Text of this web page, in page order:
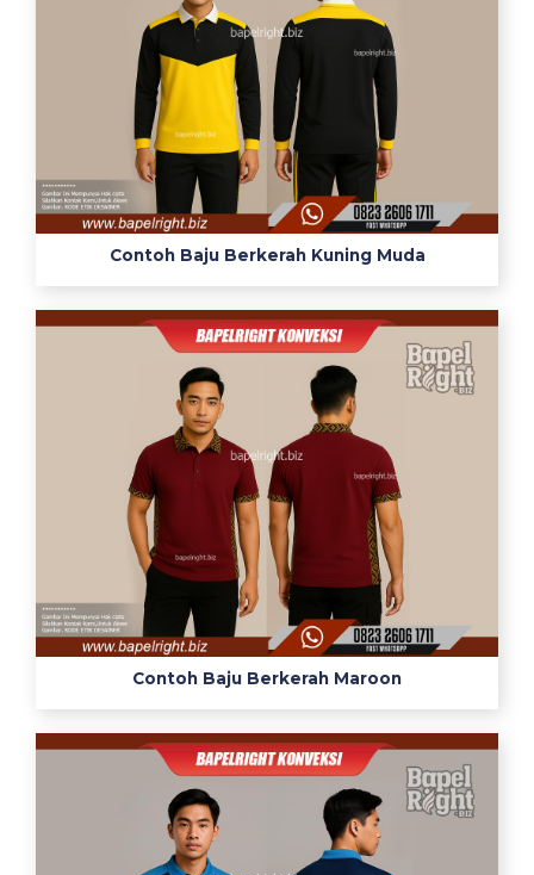
Contoh Baju Berkerah Kuning Muda
Contoh Baju Berkerah Maroon